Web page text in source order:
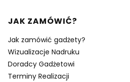
Linki w stopce
JAK ZAMÓWIĆ?
Jak zamówić gadżety?
Wizualizacje Nadruku
Doradcy Gadżetowi
Terminy Realizacji